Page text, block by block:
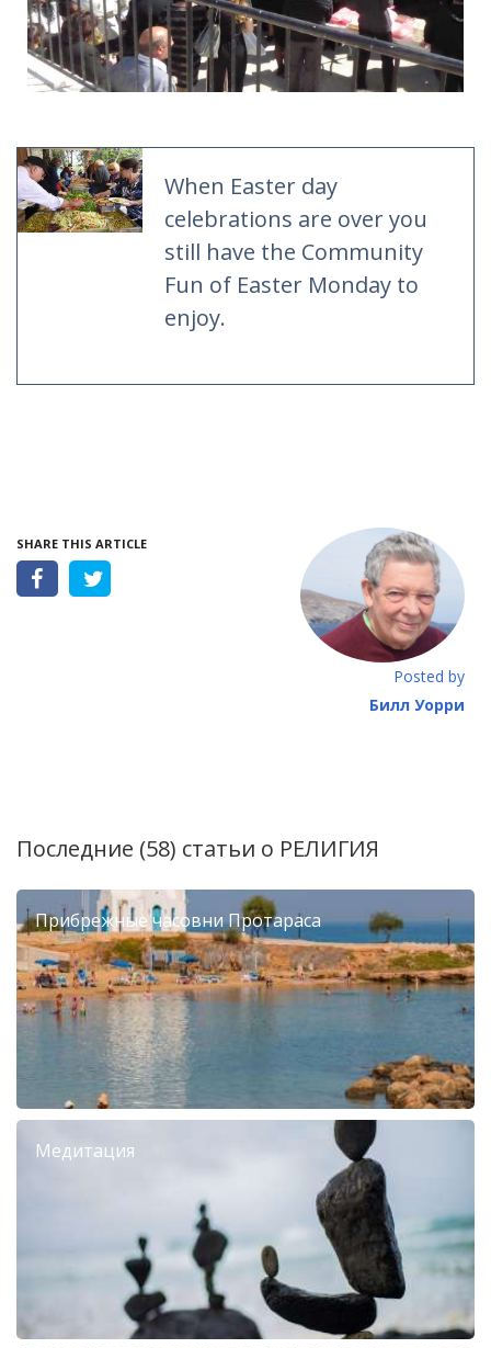
When Easter day
celebrations are over you
still have the Community
Fun of Easter Monday to
enjoy.
SHARE THIS ARTICLE
Posted by
Билл Уорри
Последние (58) статьи о РЕЛИГИЯ
Прибрежные часовни Протараса
Медитация